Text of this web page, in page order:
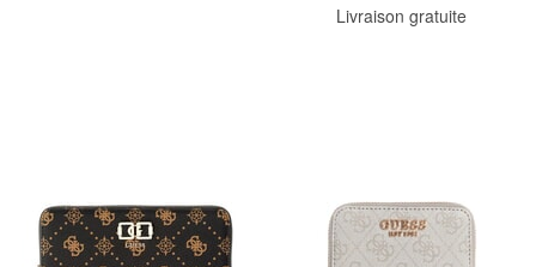
Livraison gratuite